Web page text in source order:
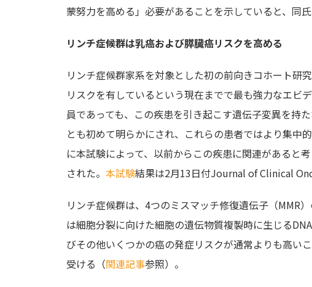
蒙努力を高める」必要があることを示していると、同氏
リンチ症候群は乳癌および膵臓癌リスクを高める
リンチ症候群家系を対象とした初の前向きコホート研
リスクを有しているという現在までで最も強力なエビ
員であっても、この疾患を引き起こす遺伝子変異を持
とも初めて明らかにされ、これらの患者ではより集中
に本試験によって、以前からこの疾患に関連があると
された。 本試験結果は2月13日付Journal of Clinical
リンチ症候群は、4つのミスマッチ修復遺伝子（MMR
は細胞分裂に向けた細胞の遺伝物質複製時に生じる
びその他いくつかの癌の発症リスクが通常よりも高い
受ける（関連記事参照）。